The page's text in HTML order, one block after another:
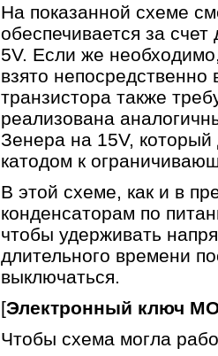
На показанной схеме
обеспечивается за
5V. Если же
взято
транзистора также
реализована
Зенера на 15V,
катодом к
В этой схеме, как и в
конденсаторам по
чтобы удерживать
длительного времени
выключаться.
[Электронный ключ
Чтобы схема могла
Было бы удобно использовать обычную
Нажатие на эту кнопку должно подать
инициализируется и запускает свои
● Плата Raspberry Pi должна быть в
таймеру, или в ответ на команду,
● Должна быть возможности инициирования
программно выключить саму себя.
● Если Raspberry Pi зависла и не может
путем долгого удержания кнопки.
включение и выключение питания в